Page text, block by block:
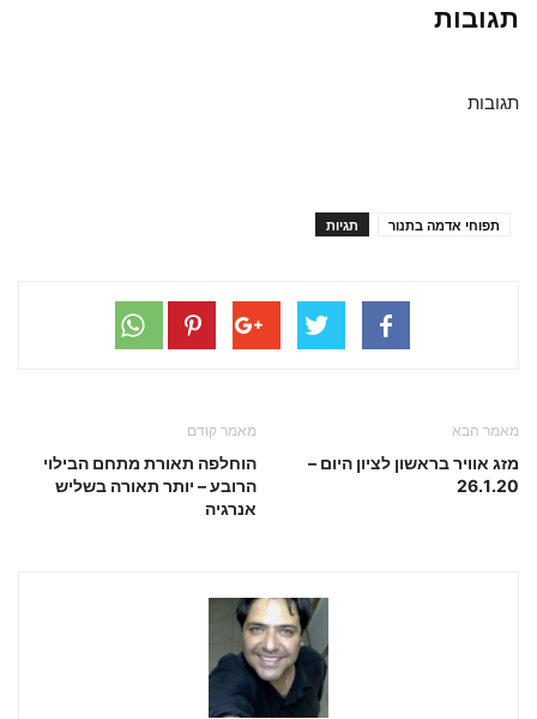
תגובות
תגובות
תגיות תפוחי אדמה בתנור
מאמר קודם
הוחלפה תאורת מתחם הבילוי
הרובע – יותר תאורה בשליש
אנרגיה
מאמר הבא
מזג אוויר בראשון לציון היום –
26.1.20